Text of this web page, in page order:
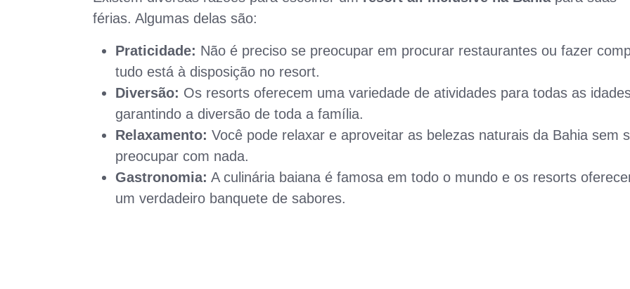
férias. Algumas delas são:
Praticidade: Não é preciso se preocupar em procurar restaurantes ou fazer
tudo está à disposição no resort.
Diversão: Os resorts oferecem uma variedade de atividades para todas as
garantindo a diversão de toda a família.
Relaxamento: Você pode relaxar e aproveitar as belezas naturais da Bahia sem
preocupar com nada.
Gastronomia: A culinária baiana é famosa em todo o mundo e os resorts
um verdadeiro banquete de sabores.